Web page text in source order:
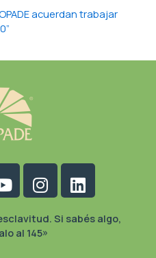
acuerdan trabajar
YoutubeInstagram
Linkedin
Si sabés algo,
al 145»